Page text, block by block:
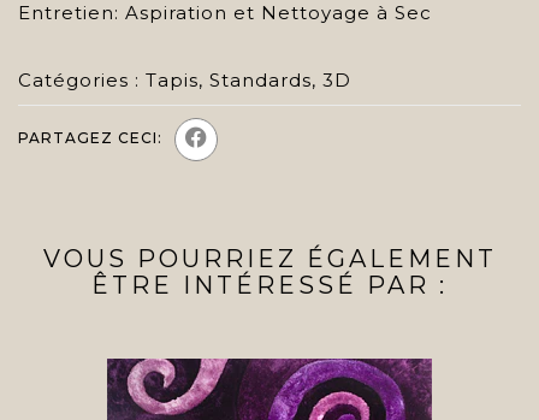
Entretien: Aspiration et Nettoyage à Sec
Catégories : Tapis, Standards, 3D
PARTAGEZ CECI:
VOUS POURRIEZ ÉGALEMENT
ÊTRE INTÉRESSÉ PAR :